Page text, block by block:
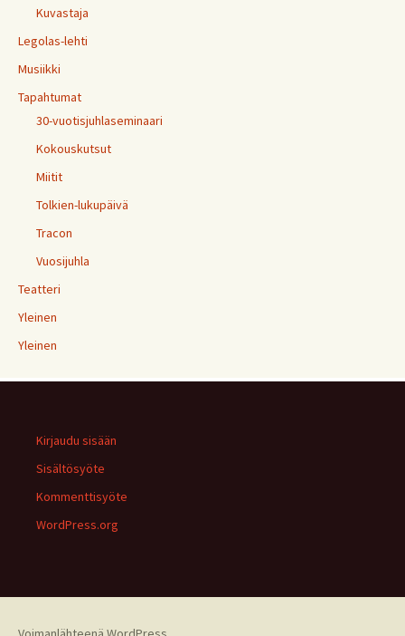
Kuvastaja
Legolas-lehti
Musiikki
Tapahtumat
30-vuotisjuhlaseminaari
Kokouskutsut
Miitit
Tolkien-lukupäivä
Tracon
Vuosijuhla
Teatteri
Yleinen
Yleinen
Kirjaudu sisään
Sisältösyöte
Kommenttisyöte
WordPress.org